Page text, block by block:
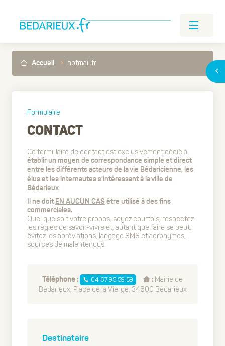
Accueil hotmail.fr
Formulaire
CONTACT
Ce formulaire de contact est exclusivement dédié à
établir un moyen de correspondance simple et direct
entre les différents acteurs de la vie Bédaricienne, les
élus et les internautes s'intéressant à la ville de
Bédarieux.
Il ne doit EN AUCUN CAS être utilisé à des fins
commerciales.
Quel que soit votre propos, soyez courtois, respectez
les règles de savoir-vivre et, autant que faire se peut,
évitez les abréviations, langage SMS et acronymes,
sources de malentendus.
Téléphone : 04 67 95 59 59 : Mairie de
Bédarieux, Place de la Vierge, 34600 Bédarieux
Destinataire